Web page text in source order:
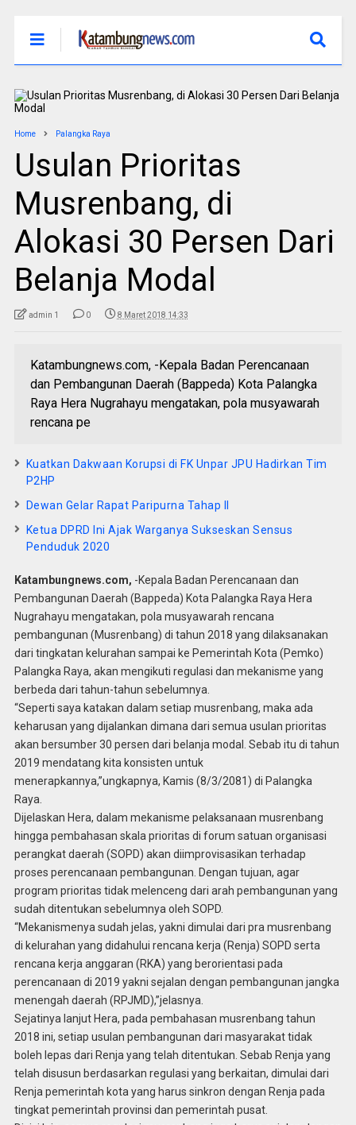
Home Palangka Raya
Usulan Prioritas
Musrenbang, di
Alokasi 30 Persen Dari
Belanja Modal
admin 1 0 8 Maret 2018 14:33
Katambungnews.com, -Kepala Badan Perencanaan
dan Pembangunan Daerah (Bappeda) Kota Palangka
Raya Hera Nugrahayu mengatakan, pola musyawarah
rencana pe
Kuatkan Dakwaan Korupsi di FK Unpar JPU Hadirkan Tim
P2HP
Dewan Gelar Rapat Paripurna Tahap II
Ketua DPRD Ini Ajak Warganya Sukseskan Sensus
Penduduk 2020
Katambungnews.com, -Kepala Badan Perencanaan dan
Pembangunan Daerah (Bappeda) Kota Palangka Raya Hera
Nugrahayu mengatakan, pola musyawarah rencana
pembangunan (Musrenbang) di tahun 2018 yang dilaksanakan
dari tingkatan kelurahan sampai ke Pemerintah Kota (Pemko)
Palangka Raya, akan mengikuti regulasi dan mekanisme yang
berbeda dari tahun-tahun sebelumnya.
“Seperti saya katakan dalam setiap musrenbang, maka ada
keharusan yang dijalankan dimana dari semua usulan prioritas
akan bersumber 30 persen dari belanja modal. Sebab itu di tahun
2019 mendatang kita konsisten untuk
menerapkannya,”ungkapnya, Kamis (8/3/2081) di Palangka
Raya.
Dijelaskan Hera, dalam mekanisme pelaksanaan musrenbang
hingga pembahasan skala prioritas di forum satuan organisasi
perangkat daerah (SOPD) akan diimprovisasikan terhadap
proses perencanaan pembangunan. Dengan tujuan, agar
program prioritas tidak melenceng dari arah pembangunan yang
sudah ditentukan sebelumnya oleh SOPD.
“Mekanismenya sudah jelas, yakni dimulai dari pra musrenbang
di kelurahan yang didahului rencana kerja (Renja) SOPD serta
rencana kerja anggaran (RKA) yang berorientasi pada
perencanaan di 2019 yakni sejalan dengan pembangunan jangka
menengah daerah (RPJMD),”jelasnya.
Sejatinya lanjut Hera, pada pembahasan musrenbang tahun
2018 ini, setiap usulan pembangunan dari masyarakat tidak
boleh lepas dari Renja yang telah ditentukan. Sebab Renja yang
telah disusun berdasarkan regulasi yang berkaitan, dimulai dari
Renja pemerintah kota yang harus sinkron dengan Renja pada
tingkat pemerintah provinsi dan pemerintah pusat.